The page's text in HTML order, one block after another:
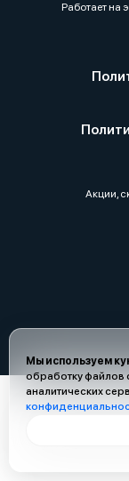
Мы используем
обработку файлов
аналитических
Работает на
Акции,